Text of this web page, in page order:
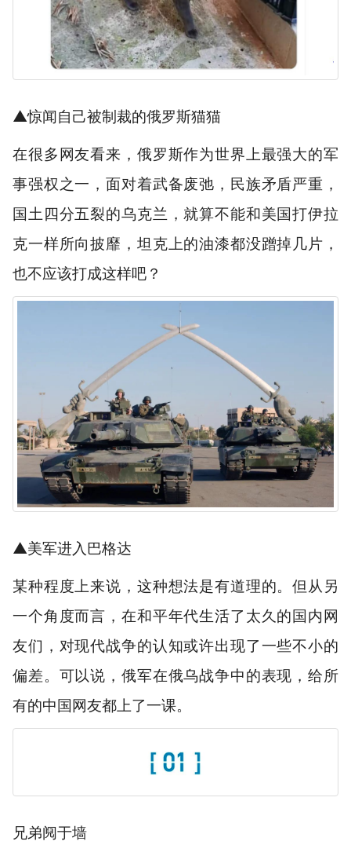
▲惊闻自己被制裁的俄罗斯猫猫
在很多网友看来，俄罗斯作为世界上最强大的军
事强权之一，面对着武备废弛，民族矛盾严重，
国土四分五裂的乌克兰，就算不能和美国打伊拉
克一样所向披靡，坦克上的油漆都没蹭掉几片，
也不应该打成这样吧？
▲美军进入巴格达
某种程度上来说，这种想法是有道理的。但从另
一个角度而言，在和平年代生活了太久的国内网
友们，对现代战争的认知或许出现了一些不小的
偏差。可以说，俄军在俄乌战争中的表现，给所
有的中国网友都上了一课。
兄弟阋于墙